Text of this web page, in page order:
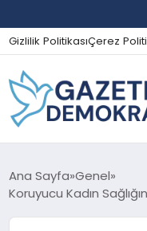
Gizlilik PolitikasıÇerez
GÜNDEM
Ana Sayfa Genel
Koruyucu Kadın